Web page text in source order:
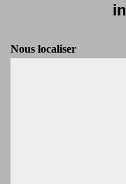
Nous localiser